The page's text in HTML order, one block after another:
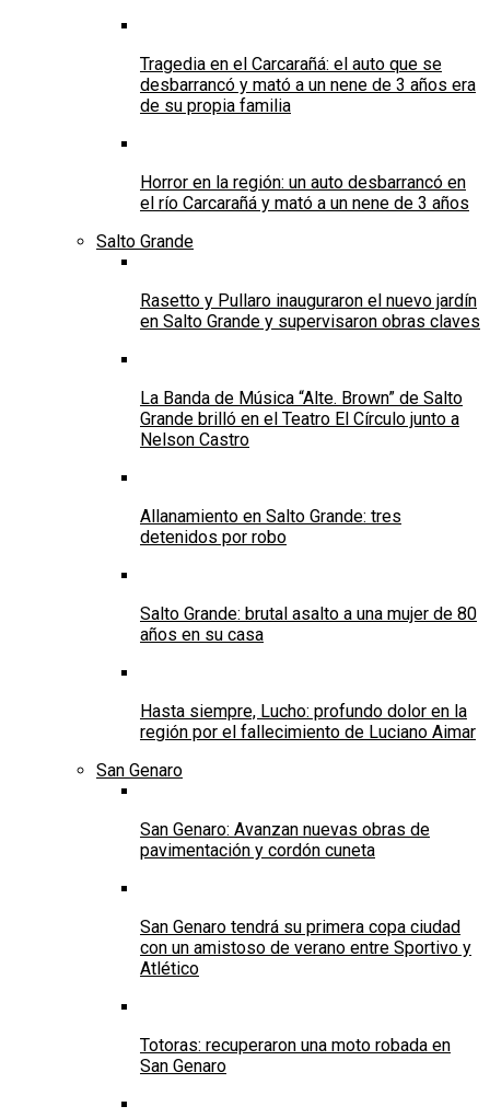
Tragedia en el Carcarañá: el auto que se
desbarrancó y mató a un nene de 3 años era
de su propia familia
Horror en la región: un auto desbarrancó en
el río Carcarañá y mató a un nene de 3 años
Salto Grande
Rasetto y Pullaro inauguraron el nuevo jardín
en Salto Grande y supervisaron obras claves
La Banda de Música “Alte. Brown” de Salto
Grande brilló en el Teatro El Círculo junto a
Nelson Castro
Allanamiento en Salto Grande: tres
detenidos por robo
Salto Grande: brutal asalto a una mujer de 80
años en su casa
Hasta siempre, Lucho: profundo dolor en la
región por el fallecimiento de Luciano Aimar
San Genaro
San Genaro: Avanzan nuevas obras de
pavimentación y cordón cuneta
San Genaro tendrá su primera copa ciudad
con un amistoso de verano entre Sportivo y
Atlético
Totoras: recuperaron una moto robada en
San Genaro